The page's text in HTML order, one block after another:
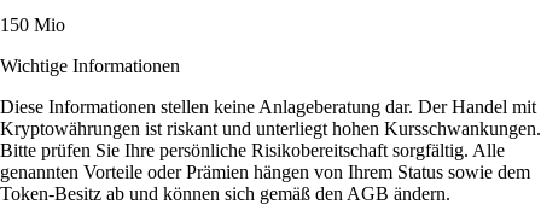
150 Mio
Wichtige Informationen
Diese Informationen stellen keine Anlageberatung dar. Der Handel mit
Kryptowährungen ist riskant und unterliegt hohen Kursschwankungen.
Bitte prüfen Sie Ihre persönliche Risikobereitschaft sorgfältig. Alle
genannten Vorteile oder Prämien hängen von Ihrem Status sowie dem
Token-Besitz ab und können sich gemäß den AGB ändern.